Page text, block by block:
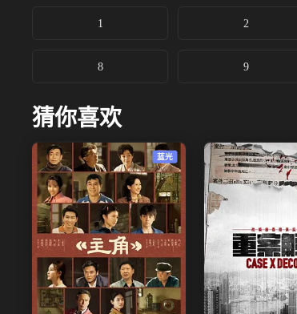
1 2
8 9
猜你喜欢
蓝光